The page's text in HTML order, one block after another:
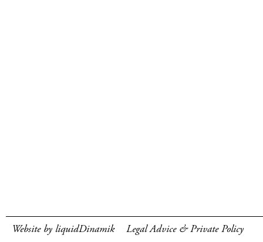
Website by liquidDinamik Legal Advice & Private Policy